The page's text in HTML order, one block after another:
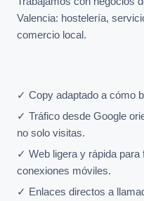
Valencia: hostelería,
comercio local.
✓ Copy adaptado a cómo
✓ Tráfico desde Google
no solo visitas.
✓ Web ligera y rápida para
conexiones móviles.
✓ Enlaces directos a